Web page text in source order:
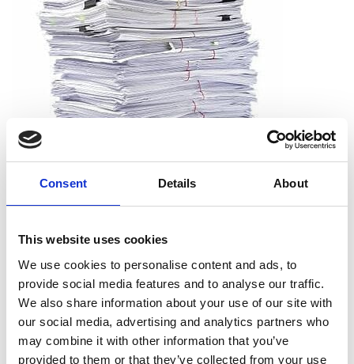
Consent Details About
This website uses cookies
We use cookies to personalise content and ads, to
provide social media features and to analyse our traffic.
We also share information about your use of our site with
our social media, advertising and analytics partners who
may combine it with other information that you’ve
provided to them or that they’ve collected from your use
Vous pouvez déchiqueter tous les types de papier, dont le
papier d’impression, les reçus, les notes et les sorties
d’imprimante. Et vous n’avez pas à vous soucier de retirer les
agrafes, les trombones ou les chemises. Nous acceptons les
documents tels qu’ils sont.